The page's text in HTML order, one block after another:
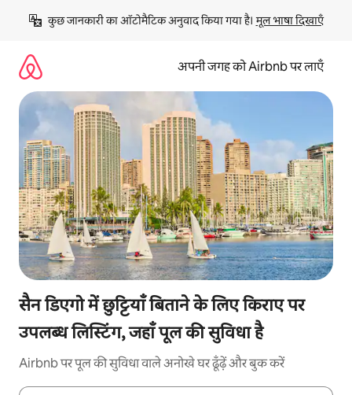
छोड़कर
कॉन्टेंट
कुछ जानकारी का ऑटोमैटिक अनुवाद किया गया है। मूल भाषा दिखाएँ
अपनी जगह को Airbnb पर लाएँ
सैन डिएगो में छुट्टियाँ बिताने के लिए किराए पर
उपलब्ध लिस्टिंग, जहाँ पूल की सुविधा है
Airbnb पर पूल की सुविधा वाले अनोखे घर ढूँढ़ें और बुक करें